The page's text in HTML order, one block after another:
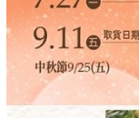
樓的各種產品，
備耐熱餐具。
員250元/人。